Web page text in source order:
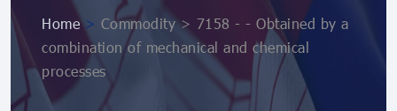
Home> Commodity > 7158 - - Obtained by a
combination of mechanical and chemical
processes